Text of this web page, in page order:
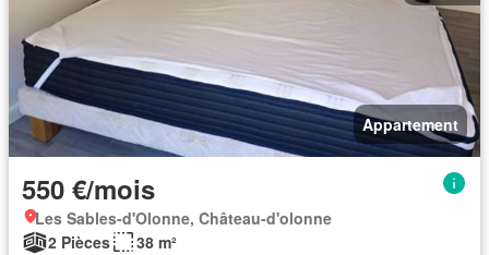
Appartement
550 €/mois
Les Sables-d'Olonne, Château-d'olonne
2 Pièces
38 m²